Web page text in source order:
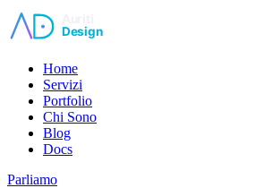
Vai al contenuto principale
Home
Servizi
Portfolio
Chi Sono
Blog
Docs
Parliamo